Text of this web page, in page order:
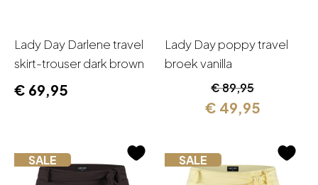
Lady Day Darlene travel
skirt-trouser dark brown
€ 69,95
Lady Day poppy travel
broek vanilla
€89,95
prijs
€ 49,95
Huidige
prijs
SALE
SALE